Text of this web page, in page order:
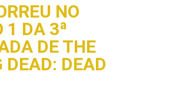
NO
1 DA 3ª
DE THE
DEAD: DEAD